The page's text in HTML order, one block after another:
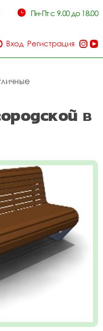
Пн-Пт с 9.00 до 18.00
Вход Регистрация
в